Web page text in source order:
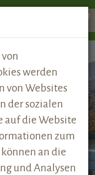
werden
von Websites
der sozialen
die Website
zum
an die
und Analysen